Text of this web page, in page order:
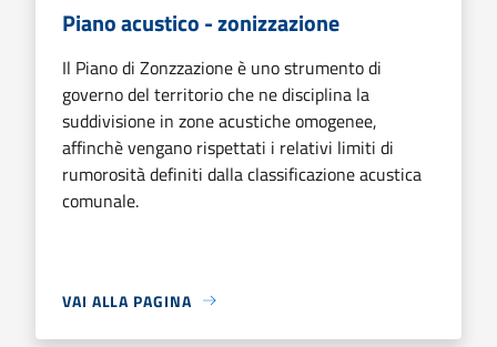
Piano acustico - zonizzazione
Il Piano di Zonzzazione è uno strumento di
governo del territorio che ne disciplina la
suddivisione in zone acustiche omogenee,
affinchè vengano rispettati i relativi limiti di
rumorosità definiti dalla classificazione acustica
comunale.
VAI ALLA PAGINA